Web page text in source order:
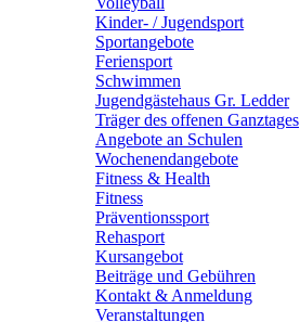
Kinder- / Jugendsport
Sportangebote
Feriensport
Schwimmen
Jugendgästehaus Gr. Ledder
Träger des offenen Ganztages
Angebote an Schulen
Wochenendangebote
Fitness & Health
Fitness
Präventionssport
Rehasport
Kursangebot
Beiträge und Gebühren
Kontakt & Anmeldung
Veranstaltungen